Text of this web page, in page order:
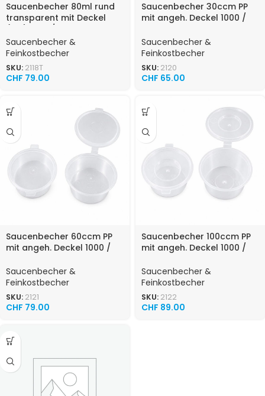
Saucenbecher 80ml rund
transparent mit Deckel
Saucenbecher &
Feinkostbecher
SKU: 2118T
CHF 79.00
Saucenbecher 30ccm PP
mit angeh. Deckel 1000 /
Saucenbecher &
Feinkostbecher
SKU: 2120
CHF 65.00
Saucenbecher 60ccm PP
mit angeh. Deckel 1000 /
Saucenbecher &
Feinkostbecher
SKU: 2121
CHF 79.00
Saucenbecher 100ccm PP
mit angeh. Deckel 1000 /
Saucenbecher &
Feinkostbecher
SKU: 2122
CHF 89.00